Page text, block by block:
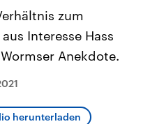
zu
Oktober 2023 auf Israel
Region wieder die Gewalt
Israel möchte die Hamas
Libanon vom Iran
zum
Interesse Hass
Anekdote.
herunterladen